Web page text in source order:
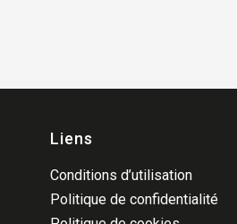
Liens
Conditions d’utilisation
Politique de confidentialité